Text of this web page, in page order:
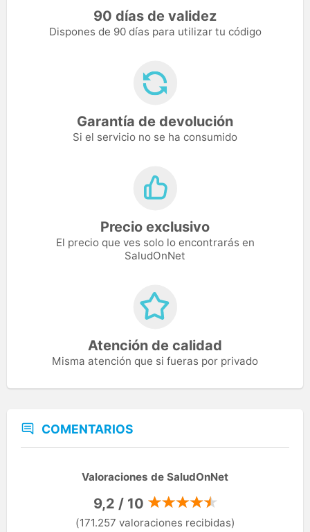
90 días de validez
Dispones de 90 días para utilizar tu código
Garantía de devolución
Si el servicio no se ha consumido
Precio exclusivo
El precio que ves solo lo encontrarás en
SaludOnNet
Atención de calidad
Misma atención que si fueras por privado
COMENTARIOS
Valoraciones de SaludOnNet
9,2 / 10
(171.257 valoraciones recibidas)